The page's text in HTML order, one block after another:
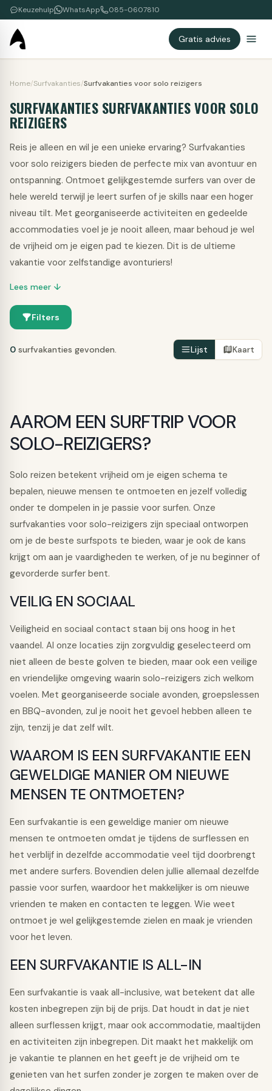
Keuzehulp WhatsApp 085-0607810
Gratis advies
Home/Surfvakanties/Surfvakanties voor solo reizigers
SURFVAKANTIES SURFVAKANTIES VOOR SOLO
REIZIGERS
Reis je alleen en wil je een unieke ervaring? Surfvakanties
voor solo reizigers bieden de perfecte mix van avontuur en
ontspanning. Ontmoet gelijkgestemde surfers van over de
hele wereld terwijl je leert surfen of je skills naar een hoger
niveau tilt. Met georganiseerde activiteiten en gedeelde
accommodaties voel je je nooit alleen, maar behoud je wel
de vrijheid om je eigen pad te kiezen. Dit is de ultieme
vakantie voor zelfstandige avonturiers!
Lees meer ↓
Filters
0 surfvakanties gevonden. Lijst Kaart
AAROM EEN SURFTRIP VOOR
SOLO-REIZIGERS?
Solo reizen betekent vrijheid om je eigen schema te
bepalen, nieuwe mensen te ontmoeten en jezelf volledig
onder te dompelen in je passie voor surfen. Onze
surfvakanties voor solo-reizigers zijn speciaal ontworpen
om je de beste surfspots te bieden, waar je ook de kans
krijgt om aan je vaardigheden te werken, of je nu beginner of
gevorderde surfer bent.
VEILIG EN SOCIAAL
Veiligheid en sociaal contact staan bij ons hoog in het
vaandel. Al onze locaties zijn zorgvuldig geselecteerd om
niet alleen de beste golven te bieden, maar ook een veilige
en vriendelijke omgeving waarin solo-reizigers zich welkom
voelen. Met georganiseerde sociale avonden, groepslessen
en BBQ-avonden, zul je nooit het gevoel hebben alleen te
zijn, tenzij je dat zelf wilt.
WAAROM IS EEN SURFVAKANTIE EEN
GEWELDIGE MANIER OM NIEUWE
MENSEN TE ONTMOETEN?
Een surfvakantie is een geweldige manier om nieuwe
mensen te ontmoeten omdat je tijdens de surflessen en
het verblijf in dezelfde accommodatie veel tijd doorbrengt
met andere surfers. Bovendien delen jullie allemaal dezelfde
passie voor surfen, waardoor het makkelijker is om nieuwe
vrienden te maken en contacten te leggen. Wie weet
ontmoet je wel gelijkgestemde zielen en maak je vrienden
voor het leven.
EEN SURFVAKANTIE IS ALL-IN
Een surfvakantie is vaak all-inclusive, wat betekent dat alle
kosten inbegrepen zijn bij de prijs. Dat houdt in dat je niet
alleen surflessen krijgt, maar ook accommodatie, maaltijden
en activiteiten zijn inbegrepen. Dit maakt het makkelijk om
je vakantie te plannen en het geeft je de vrijheid om te
genieten van het surfen zonder je zorgen te maken over de